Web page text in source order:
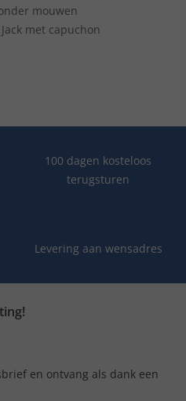
mouwen
Jack met capuchon
100 dagen kosteloos
terugsturen
Levering aan wensadres
en ontvang als dank een